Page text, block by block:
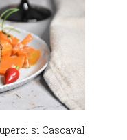
si Cascaval